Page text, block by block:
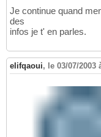
Je continue quand
des
infos je t' en parles.
elifqaoui, le 03/07/2003